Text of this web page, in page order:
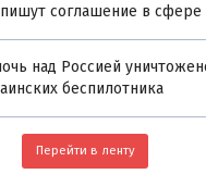
соглашение в
над Россией
беспилотника
Перейти в ленту